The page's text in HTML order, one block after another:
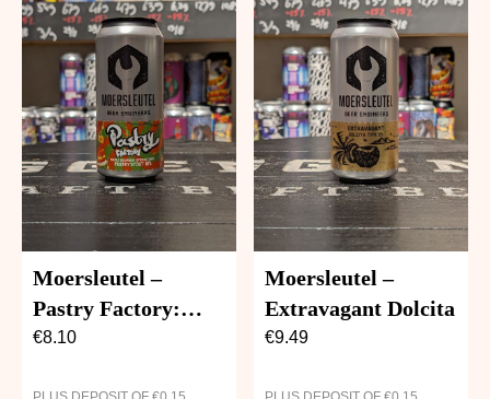
Moersleutel –
Pastry Factory:
Maple Bourbon
€8.10
Moersleutel –
Extravagant Dolcita
€9.49